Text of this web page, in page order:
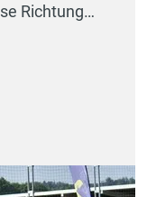
Richtung…